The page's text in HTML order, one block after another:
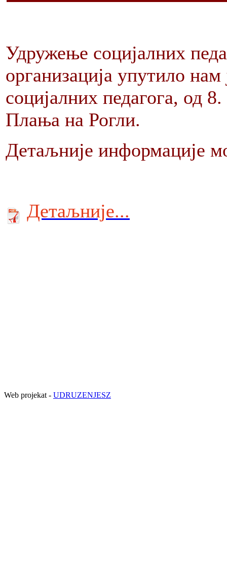
Удружење социјалних
организација упутило
социјалних педагога, од
Плања на Рогли.
Детаљније информације
Детаљније...
Web projekat - UDRUZENJESZ